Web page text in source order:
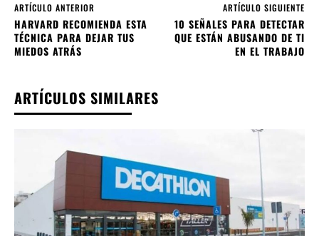
ARTÍCULO ANTERIOR
HARVARD RECOMIENDA ESTA
TÉCNICA PARA DEJAR TUS
MIEDOS ATRÁS
ARTÍCULO SIGUIENTE
10 SEÑALES PARA DETECTAR
QUE ESTÁN ABUSANDO DE TI
EN EL TRABAJO
ARTÍCULOS SIMILARES